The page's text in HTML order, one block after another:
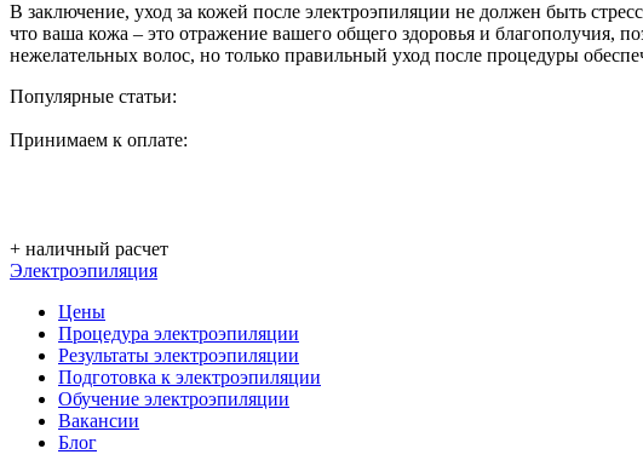
В заключение, уход за кожей после электроэпиляции не должен быть
что ваша кожа – это отражение вашего общего здоровья и благополучия,
нежелательных волос, но только правильный уход после процедуры
Популярные статьи:
Принимаем к оплате:
+ наличный расчет
Электроэпиляция
Цены
Процедура электроэпиляции
Результаты электроэпиляции
Подготовка к электроэпиляции
Обучение электроэпиляции
Вакансии
Блог